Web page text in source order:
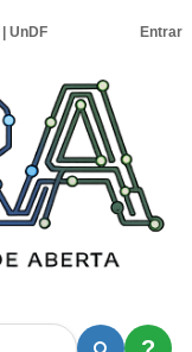
UnDF Entrar